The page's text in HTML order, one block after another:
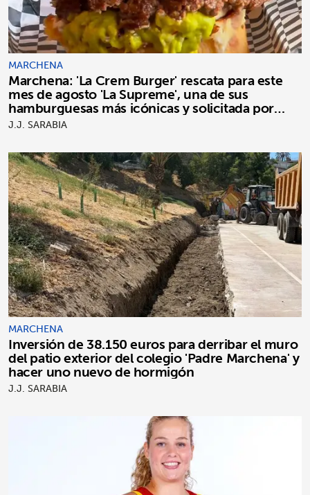
MARCHENA
Marchena: 'La Crem Burger' rescata para este
mes de agosto 'La Supreme', una de sus
hamburguesas más icónicas y solicitada por
clientes
J.J. SARABIA
MARCHENA
Inversión de 38.150 euros para derribar el muro
del patio exterior del colegio 'Padre Marchena' y
hacer uno nuevo de hormigón
J.J. SARABIA